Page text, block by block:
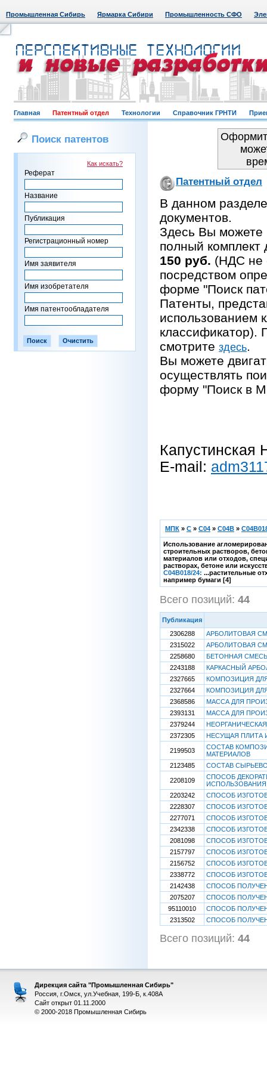
Промышленная Сибирь Ярмарка Сибири Промышленность СФО
Главная Патентный отдел Технологии Справочник ГРНТИ
Поиск патентов
Как искать?
Реферат
Название
Публикация
Регистрационный номер
Имя заявителя
Имя изобретателя
Имя патентообладателя
Патентный отдел
В данном
документов.
Здесь Вы можете
полный комплект
150 руб. (НДС не
посредством
форме "Поиск
Патенты,
использованием
классификатор).
смотрите здесь.
Вы можете
осуществлять
форму "Поиск в
Капустинская
E-mail:
МПК » C » C04 » C04B »
Использование
строительных растворов,
материалов или отходов,
растворах, бетоне или
C04B018/24: ...растительные
например бумаги [4]
Всего позиций: 44
Публикация
2306288
АРБОЛИТОВАЯ
2315022
АРБОЛИТОВАЯ
2258680
БЕТОННАЯ
2243188
КАРКАСНЫЙ
2327665
КОМПОЗИЦИЯ
2327664
КОМПОЗИЦИЯ
2368586
МАССА ДЛЯ
2393131
МАССА ДЛЯ
2379244
2372305
НЕСУЩАЯ ПЛИТА
2199503
СОСТАВ
МАТЕРИАЛОВ
2123485
СОСТАВ
2208109
СПОСОБ
2203242
СПОСОБ
2228307
СПОСОБ
2277071
СПОСОБ
2342338
СПОСОБ
2081098
СПОСОБ
2157797
СПОСОБ
2156752
СПОСОБ
2338772
СПОСОБ
2142438
СПОСОБ
2075207
СПОСОБ
95110010
СПОСОБ
2313502
СПОСОБ
Всего позиций: 44
Дирекция сайта "Промышленная Сибирь"
Россия, г.Омск, ул.Учебная, 199-Б, к.408А
Сайт открыт 01.11.2000
© 2000-2018 Промышленная Сибирь